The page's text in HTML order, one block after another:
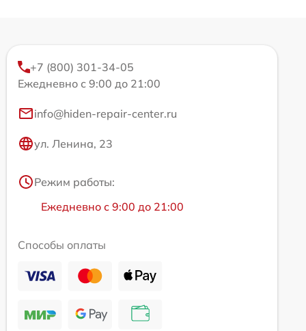
+7 (800) 301-34-05
Ежедневно с 9:00 до 21:00
info@hiden-repair-center.ru
ул. Ленина, 23
Режим работы:
Ежедневно с 9:00 до 21:00
Способы оплаты